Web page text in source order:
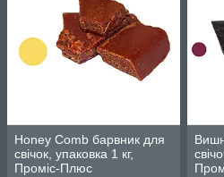
Honey Comb барвник для
свічок, упаковка 1 кг,
Проміс-Плюс